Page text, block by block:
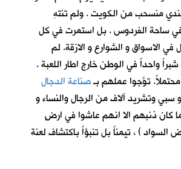
منسحب من الكويت . ولم تنتهِ
ساحة الفردوس . بل استمرت في كل
في الاسواق و الشوارع و الازقة. لم
واحداً في الوطن خارج اطار اللعبة .
توَّجوا عملهم بـصناعة الدجال
سبي وتشريد آلاف من الرجال والنساء و
كان ذنبهم الا انهم عاشوا في ارضٍ
) ، تيمناً بل تنبؤاً باكتشاف لعنة